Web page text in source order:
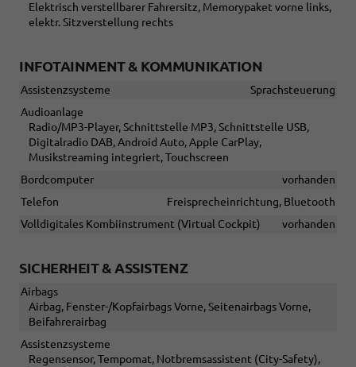
Elektrisch verstellbarer Fahrersitz, Memorypaket vorne links,
elektr. Sitzverstellung rechts
INFOTAINMENT & KOMMUNIKATION
Assistenzsysteme
Sprachsteuerung
Audioanlage
Radio/MP3-Player, Schnittstelle MP3, Schnittstelle USB,
Digitalradio DAB, Android Auto, Apple CarPlay,
Musikstreaming integriert, Touchscreen
Bordcomputer
vorhanden
Telefon
Freisprecheinrichtung, Bluetooth
Volldigitales Kombiinstrument (Virtual Cockpit)
vorhanden
SICHERHEIT & ASSISTENZ
Airbags
Airbag, Fenster-/Kopfairbags Vorne, Seitenairbags Vorne,
Beifahrerairbag
Assistenzsysteme
Regensensor, Tempomat, Notbremsassistent (City-Safety),